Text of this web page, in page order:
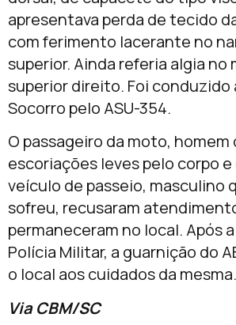
apresentava perda de tecido
com ferimento lacerante no
superior. Ainda referia algia no
superior direito. Foi conduzido
Socorro pelo ASU-354.
O passageiro da moto, homem
escoriações leves pelo corpo
veículo de passeio, masculino
sofreu, recusaram
permaneceram no local. Após
Polícia Militar, a guarnição do
o local aos cuidados da mesma.
Via CBM/SC